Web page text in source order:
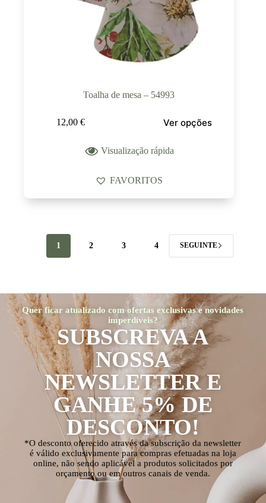
Toalha de mesa – 54993
12,00 € Ver opções
Visualização rápida
FAVORITOS
1 2 3 4 SEGUINTE
Quer ficar atualizado com ofertas exclusivas e novidades
imperdíveis?
SUBSCREVA A
NOSSA
NEWSLETTER E
GANHE 5% DE
DESCONTO!
*O desconto oferecido através da subscrição da newsletter
é válido exclusivamente para compras efetuadas na loja
online, não sendo aplicável a produtos solicitados por
orçamento ou em outros canais de venda.